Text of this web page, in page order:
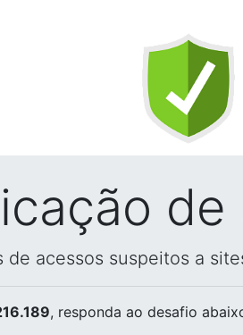
de
acessos suspeitos a
, responda ao desafio